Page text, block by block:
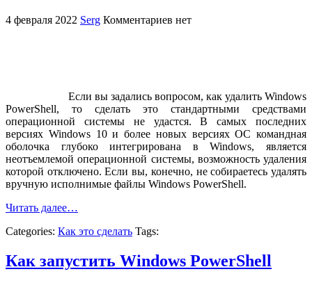
4 февраля 2022 Serg Комментариев нет
Если вы задались вопросом, как удалить Windows
PowerShell, то сделать это стандартными средствами
операционной системы не удастся. В самых последних
версиях Windows 10 и более новых версиях ОС командная
оболочка глубоко интегрирована в Windows, является
неотъемлемой операционной системы, возможность удаления
которой отключено. Если вы, конечно, не собираетесь удалять
вручную исполнимые файлы Windows PowerShell.
Читать далее…
Categories: Как это сделать Tags:
Как запустить Windows PowerShell